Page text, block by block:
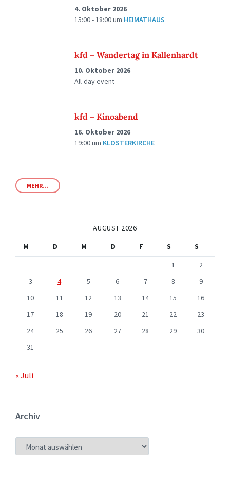
4. Oktober 2026
15:00 - 18:00um HEIMATHAUS
kfd – Wandertag in Kallenhardt
10. Oktober 2026
All-day event
kfd – Kinoabend
16. Oktober 2026
19:00um KLOSTERKIRCHE
MEHR...
AUGUST 2026
M
D M D F S
S
1
2
3
4 5 6 7 8
9
10
11 12 13 14 15
16
17
18 19 20 21 22
23
24
25 26 27 28 29
30
31
« Juli
Archiv
ARCHIV